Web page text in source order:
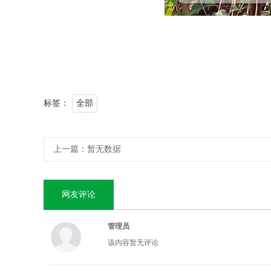
标签： 全部
上一篇： 暂无数据
网友评论
管理员
该内容暂无评论